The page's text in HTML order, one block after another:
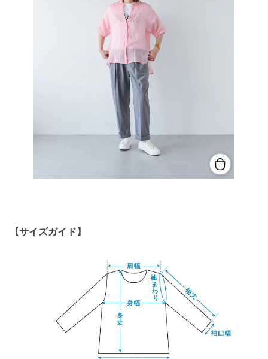
【サイズガイド】